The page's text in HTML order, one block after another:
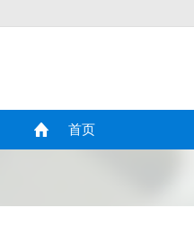
首页